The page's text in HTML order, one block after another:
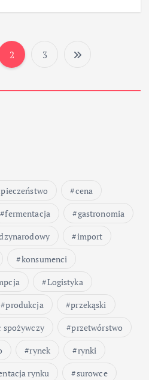
S
t
n
i
c
o
w
a
n
2 3
cena
fermentacja
gastronomia
import
konsumenci
Logistyka
produkcja
przekąski
spożywczy
przetwórstwo
rynek
rynki
rynku
surowce